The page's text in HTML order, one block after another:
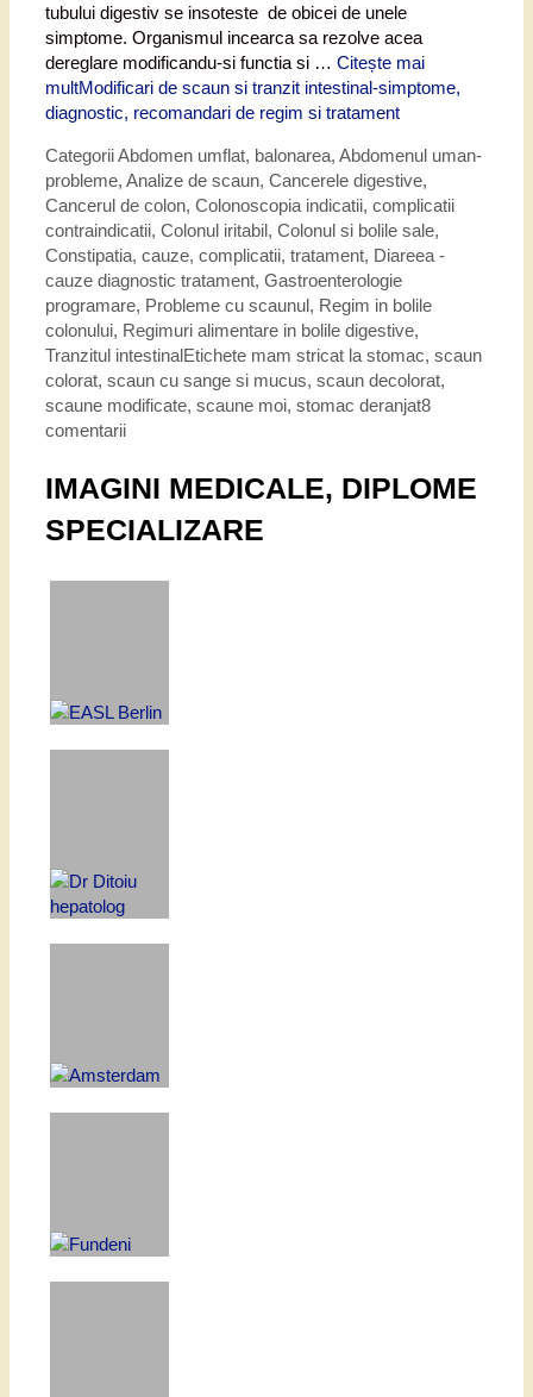
tubului digestiv se insoteste de obicei de unele
simptome. Organismul incearca sa rezolve acea
dereglare modificandu-si functia si … Citește mai
multModificari de scaun si tranzit intestinal-simptome,
diagnostic, recomandari de regim si tratament
CategoriiAbdomen umflat, balonarea, Abdomenul uman-
probleme, Analize de scaun, Cancerele digestive,
Cancerul de colon, Colonoscopia indicatii, complicatii
contraindicatii, Colonul iritabil, Colonul si bolile sale,
Constipatia, cauze, complicatii, tratament, Diareea -
cauze diagnostic tratament, Gastroenterologie
programare, Probleme cu scaunul, Regim in bolile
colonului, Regimuri alimentare in bolile digestive,
Tranzitul intestinalEtichete mam stricat la stomac, scaun
colorat, scaun cu sange si mucus, scaun decolorat,
scaune modificate, scaune moi, stomac deranjat8
comentarii
IMAGINI MEDICALE, DIPLOME
SPECIALIZARE